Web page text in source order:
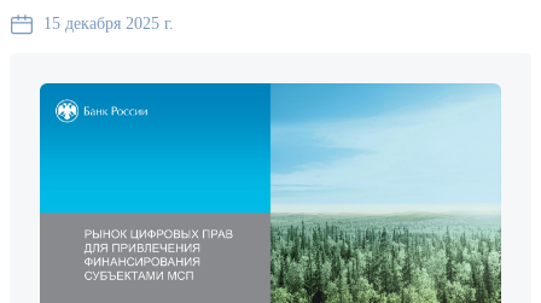
15 декабря 2025 г.